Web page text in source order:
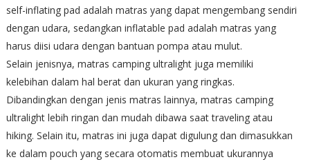
self-inflating pad adalah matras yang dapat mengembang sendiri
dengan udara, sedangkan inflatable pad adalah matras yang
harus diisi udara dengan bantuan pompa atau mulut.
Selain jenisnya, matras camping ultralight juga memiliki
kelebihan dalam hal berat dan ukuran yang ringkas.
Dibandingkan dengan jenis matras lainnya, matras camping
ultralight lebih ringan dan mudah dibawa saat traveling atau
hiking. Selain itu, matras ini juga dapat digulung dan dimasukkan
ke dalam pouch yang secara otomatis membuat ukurannya